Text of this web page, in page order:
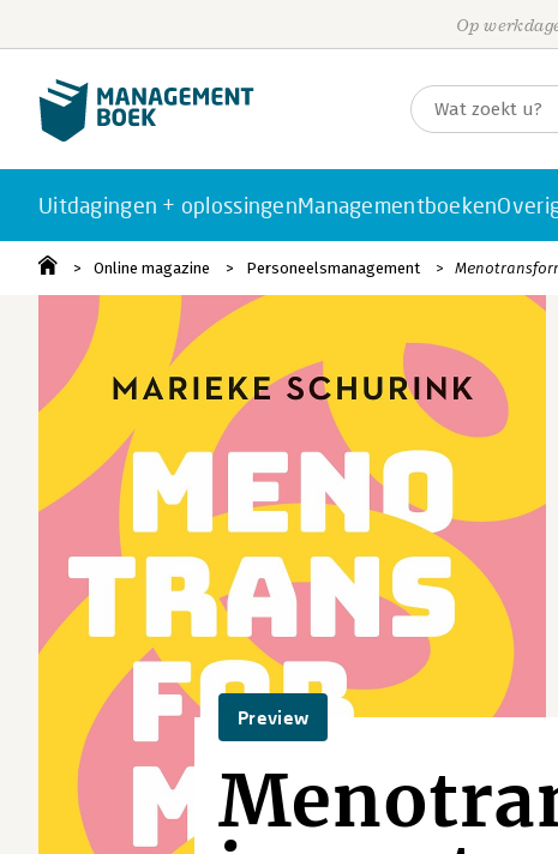
Op
Uitdagingen + oplossingenManagementboeken
Online magazine Personeelsmanagement
Preview